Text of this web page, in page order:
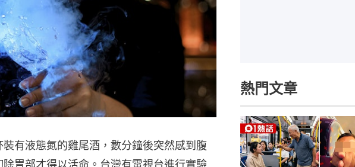
有液態氮的雞尾酒，數分鐘後突然感到腹
胃部才得以活命。台灣有電視台進行實驗
熱門文章